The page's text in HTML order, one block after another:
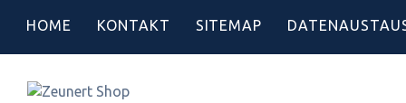
HOME KONTAKT SITEMAP